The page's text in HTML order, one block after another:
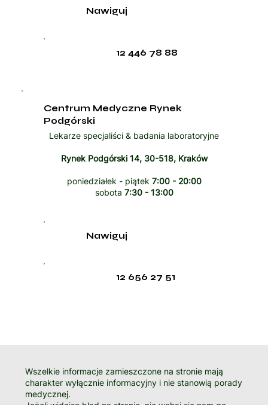
12 446 78 88
Nawiguj
Centrum Medyczne Rynek
Podgórski
Lekarze specjaliści & badania laboratoryjne
Rynek Podgórski 14, 30-518, Kraków
poniedziałek - piątek 7:00 - 20:00
sobota 7:30 - 13:00
12 656 27 51
Nawiguj
Wszelkie informacje zamieszczone na stronie mają
charakter wyłącznie informacyjny i nie stanowią porady
medycznej.